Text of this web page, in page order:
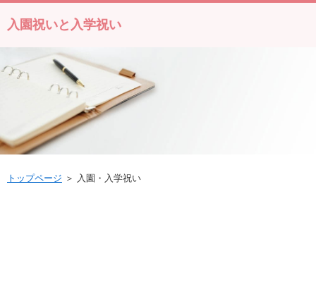
入園祝いと入学祝い
トップページ ＞ 入園・入学祝い